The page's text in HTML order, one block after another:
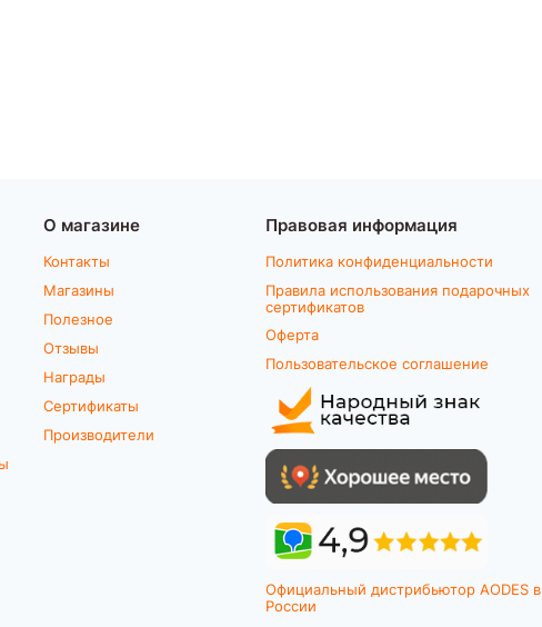
О магазине
Контакты
Магазины
Полезное
Отзывы
Награды
Сертификаты
Производители
Правовая информация
Политика конфиденциальности
Правила использования подарочных
сертификатов
Оферта
Пользовательское соглашение
Официальный дистрибьютор AODES в
России